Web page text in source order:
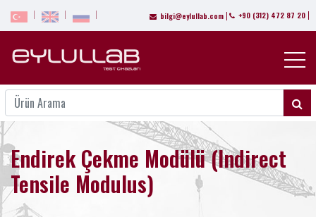
bilgi@eylullab.com +90 (312) 472 87 20
Endirek Çekme Modülü (Indirect
Tensile Modulus)